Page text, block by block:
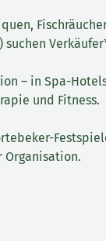
– in Spa-
und Fitness.
Organisation.